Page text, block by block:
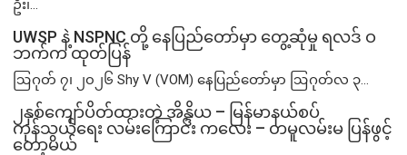
ဦး၊...
UWSP နဲ့ NSPNC တို့ နေပြည်တော်မှာ တွေ့ဆုံမှု ရလဒ် ဝ
ဘက်က ထုတ်ပြန်
ဩဂုတ် ၇၊ ၂၀၂၆ Shy V (VOM) နေပြည်တော်မှာ ဩဂုတ်လ ၃...
၂နှစ်​ကျော်ပိတ်ထားတဲ့ အိန္ဒိယ – မြန်မာနယ်စပ်
ကုန်သွယ်ရေး လမ်းကြောင်း ကလေး – တမူလမ်းမ ပြန်ဖွင့်
တော့မယ်